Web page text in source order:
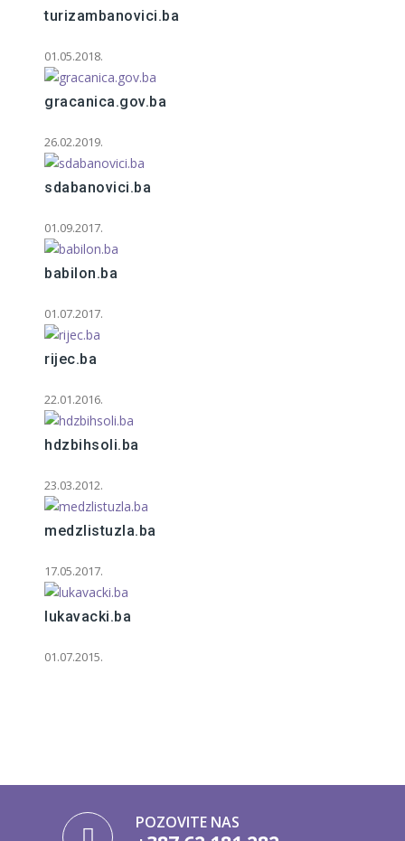
turizambanovici.ba
01.05.2018.
gracanica.gov.ba
26.02.2019.
sdabanovici.ba
01.09.2017.
babilon.ba
01.07.2017.
rijec.ba
22.01.2016.
hdzbihsoli.ba
23.03.2012.
medzlistuzla.ba
17.05.2017.
lukavacki.ba
01.07.2015.
POZOVITE NAS